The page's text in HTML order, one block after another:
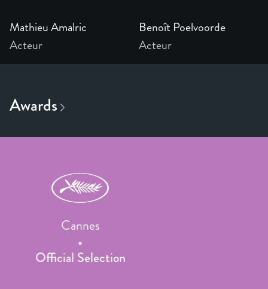
Mathieu Amalric
Acteur
Benoît Poelvoorde
Acteur
Cannes
Official Selection